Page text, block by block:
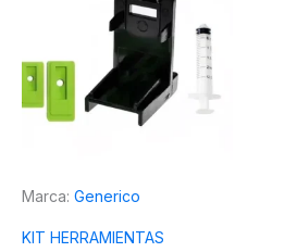
Marca: Generico
KIT HERRAMIENTAS